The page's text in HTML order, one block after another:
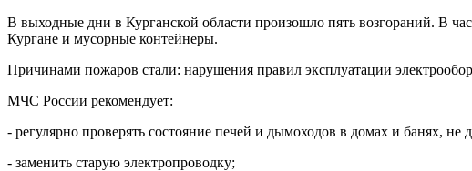
В выходные дни в Курганской области произошло пять возгораний. В
Кургане и мусорные контейнеры.
Причинами пожаров стали: нарушения правил эксплуатации
МЧС России рекомендует:
- регулярно проверять состояние печей и дымоходов в домах и банях, не
- заменить старую электропроводку;